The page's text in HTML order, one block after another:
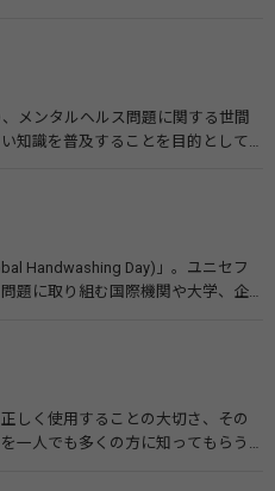
メンタルヘルス問題に関する世間
知識を普及することを目的として、
耳」（厚生労働省）
Handwashing Day)」。ユニセフ
題に取り組む国際機関や大学、企
しく使用することの大切さ、その
一人でも多くの方に知ってもらう